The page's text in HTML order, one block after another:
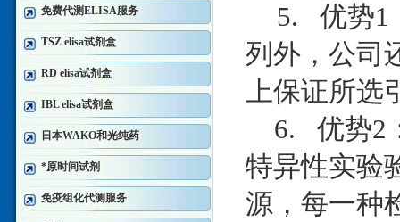
免费代测ELISA服务
TSZ elisa试剂盒
RD elisa试剂盒
IBL elisa试剂盒
日本WAKO和光纯药
*原时间试剂
免疫组化代测服务
5. 优势1
列外，公司
上保证所选
6. 优势2
特异性实验
源，每一种